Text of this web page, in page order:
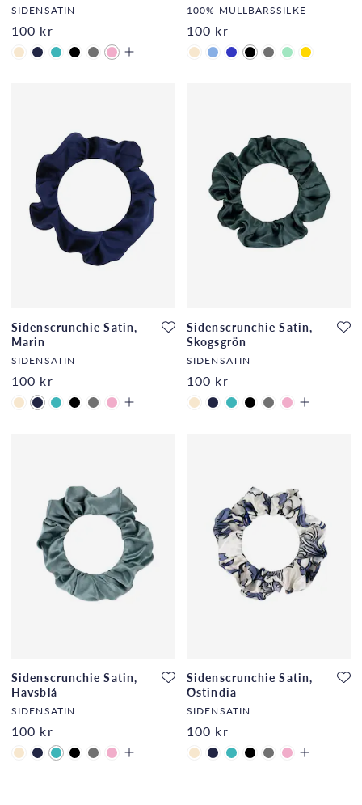
SIDENSATIN
100 kr
100% MULLBÄRSSILKE
100 kr
Sidenscrunchie Satin,
Marin
SIDENSATIN
100 kr
Sidenscrunchie Satin,
Skogsgrön
SIDENSATIN
100 kr
Sidenscrunchie Satin,
Havsblå
SIDENSATIN
100 kr
Sidenscrunchie Satin,
Ostindia
SIDENSATIN
100 kr